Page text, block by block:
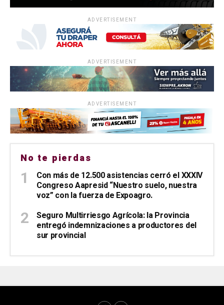
ADVERTISEMENT
ADVERTISEMENT
ADVERTISEMENT
No te pierdas
Con más de 12.500 asistencias cerró el XXXIV
Congreso Aapresid “Nuestro suelo, nuestra
voz” con la fuerza de Expoagro.
Seguro Multirriesgo Agrícola: la Provincia
entregó indemnizaciones a productores del
sur provincial